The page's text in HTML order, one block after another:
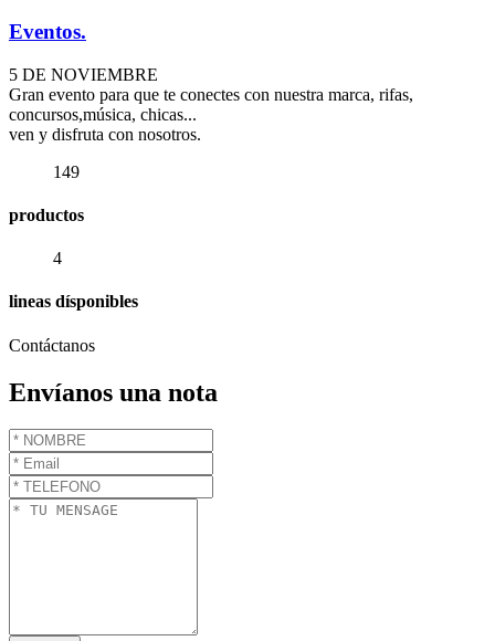
Eventos.
5 DE NOVIEMBRE
Gran evento para que te conectes con nuestra marca, rifas,
concursos,música, chicas...
ven y disfruta con nosotros.
149
productos
4
lineas dísponibles
Contáctanos
Envíanos una nota